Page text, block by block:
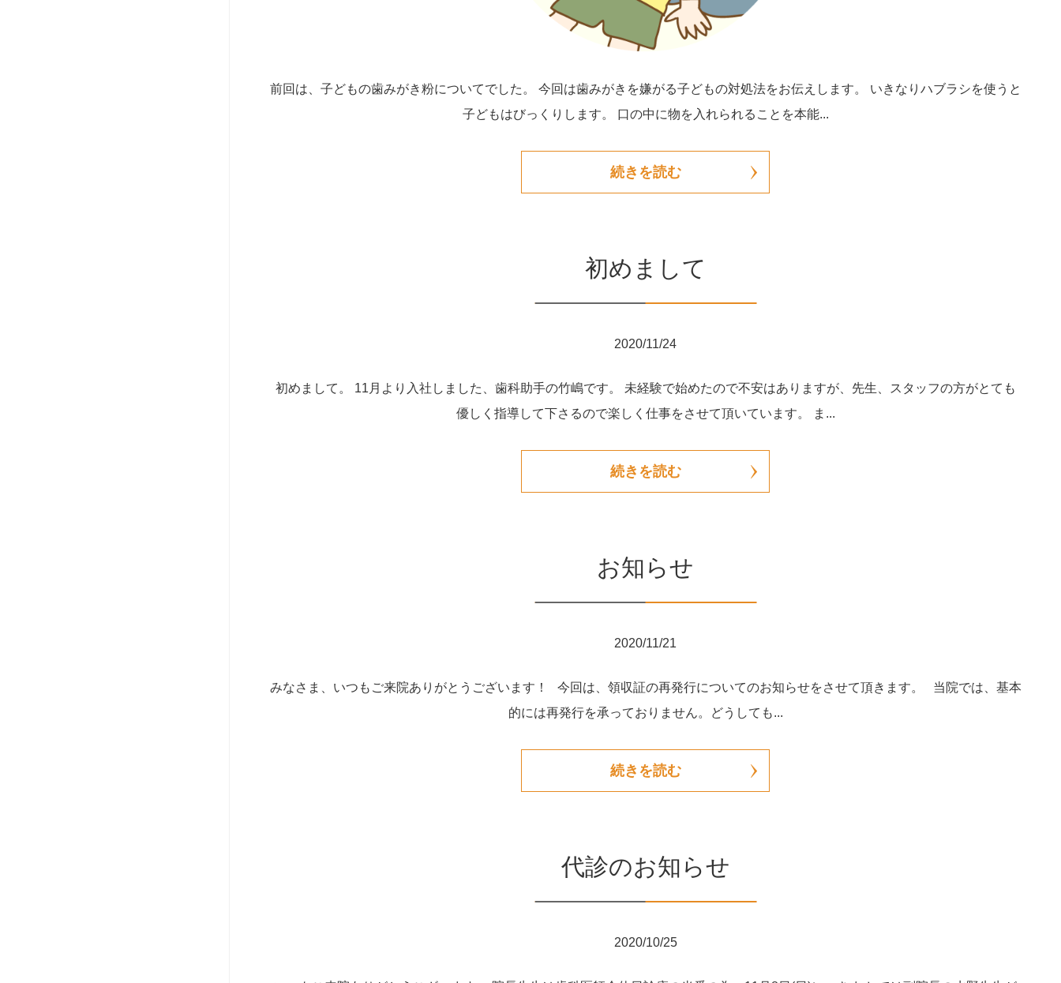
前回は、子どもの歯みがき粉についてでした。 今回は歯みがきを嫌がる子どもの対処法をお伝えします。 いきなりハブラシを使うと
子どもはびっくりします。 口の中に物を入れられることを本能...
続きを読む
初めまして
2020/11/24
初めまして。 11月より入社しました、歯科助手の竹嶋です。 未経験で始めたので不安はありますが、先生、スタッフの方がとても
優しく指導して下さるので楽しく仕事をさせて頂いています。 ま...
続きを読む
お知らせ
2020/11/21
みなさま、いつもご来院ありがとうございます！ 今回は、領収証の再発行についてのお知らせをさせて頂きます。 当院では、基本
的には再発行を承っておりません。どうしても...
続きを読む
代診のお知らせ
2020/10/25